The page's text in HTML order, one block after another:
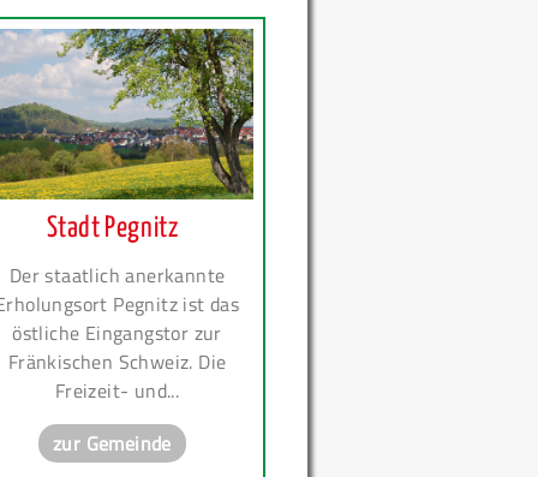
Stadt Pegnitz
Der staatlich anerkannte
Pegnitz ist das
östliche Eingangstor zur
Fränkischen Schweiz. Die
Freizeit- und...
zur Gemeinde